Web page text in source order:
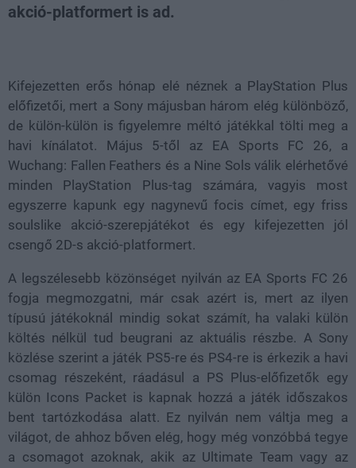
akció-platformert is ad.
Kifejezetten erős hónap elé néznek a PlayStation Plus
előfizetői, mert a Sony májusban három elég különböző,
de külön-külön is figyelemre méltó játékkal tölti meg a
havi kínálatot. Május 5-től az EA Sports FC 26, a
Wuchang: Fallen Feathers és a Nine Sols válik elérhetővé
minden PlayStation Plus-tag számára, vagyis most
egyszerre kapunk egy nagynevű focis címet, egy friss
soulslike akció-szerepjátékot és egy kifejezetten jól
csengő 2D-s akció-platformert.
A legszélesebb közönséget nyilván az EA Sports FC 26
fogja megmozgatni, már csak azért is, mert az ilyen
típusú játékoknál mindig sokat számít, ha valaki külön
költés nélkül tud beugrani az aktuális részbe. A Sony
közlése szerint a játék PS5-re és PS4-re is érkezik a havi
csomag részeként, ráadásul a PS Plus-előfizetők egy
külön Icons Packet is kapnak hozzá a játék időszakos
bent tartózkodása alatt. Ez nyilván nem váltja meg a
világot, de ahhoz bőven elég, hogy még vonzóbbá tegye
a csomagot azoknak, akik az Ultimate Team vagy az